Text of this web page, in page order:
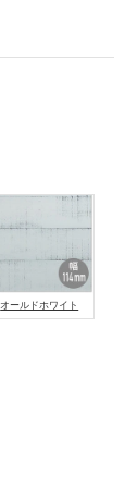
オールドホワイト